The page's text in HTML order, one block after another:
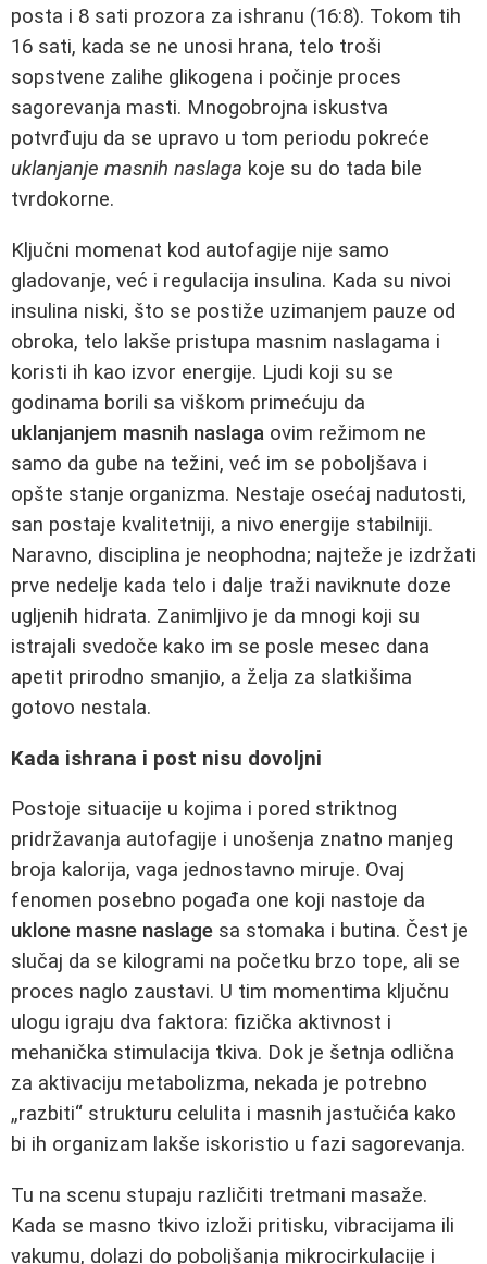
posta i 8 sati prozora za ishranu (16:8). Tokom tih
16 sati, kada se ne unosi hrana, telo troši
sopstvene zalihe glikogena i počinje proces
sagorevanja masti. Mnogobrojna iskustva
potvrđuju da se upravo u tom periodu pokreće
uklanjanje masnih naslaga koje su do tada bile
tvrdokorne.
Ključni momenat kod autofagije nije samo
gladovanje, već i regulacija insulina. Kada su nivoi
insulina niski, što se postiže uzimanjem pauze od
obroka, telo lakše pristupa masnim naslagama i
koristi ih kao izvor energije. Ljudi koji su se
godinama borili sa viškom primećuju da
uklanjanjem masnih naslaga ovim režimom ne
samo da gube na težini, već im se poboljšava i
opšte stanje organizma. Nestaje osećaj nadutosti,
san postaje kvalitetniji, a nivo energije stabilniji.
Naravno, disciplina je neophodna; najteže je izdržati
prve nedelje kada telo i dalje traži naviknute doze
ugljenih hidrata. Zanimljivo je da mnogi koji su
istrajali svedoče kako im se posle mesec dana
apetit prirodno smanjio, a želja za slatkišima
gotovo nestala.
Kada ishrana i post nisu dovoljni
Postoje situacije u kojima i pored striktnog
pridržavanja autofagije i unošenja znatno manjeg
broja kalorija, vaga jednostavno miruje. Ovaj
fenomen posebno pogađa one koji nastoje da
uklone masne naslage sa stomaka i butina. Čest je
slučaj da se kilogrami na početku brzo tope, ali se
proces naglo zaustavi. U tim momentima ključnu
ulogu igraju dva faktora: fizička aktivnost i
mehanička stimulacija tkiva. Dok je šetnja odlična
za aktivaciju metabolizma, nekada je potrebno
„razbiti“ strukturu celulita i masnih jastučića kako
bi ih organizam lakše iskoristio u fazi sagorevanja.
Tu na scenu stupaju različiti tretmani masaže.
Kada se masno tkivo izloži pritisku, vibracijama ili
vakumu, dolazi do poboljšanja mikrocirkulacije i